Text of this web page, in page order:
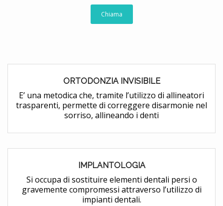
Chiama
ORTODONZIA INVISIBILE
E’ una metodica che, tramite l’utilizzo di allineatori
trasparenti, permette di correggere disarmonie nel
sorriso, allineando i denti
IMPLANTOLOGIA
Si occupa di sostituire elementi dentali persi o
gravemente compromessi attraverso l’utilizzo di
impianti dentali.